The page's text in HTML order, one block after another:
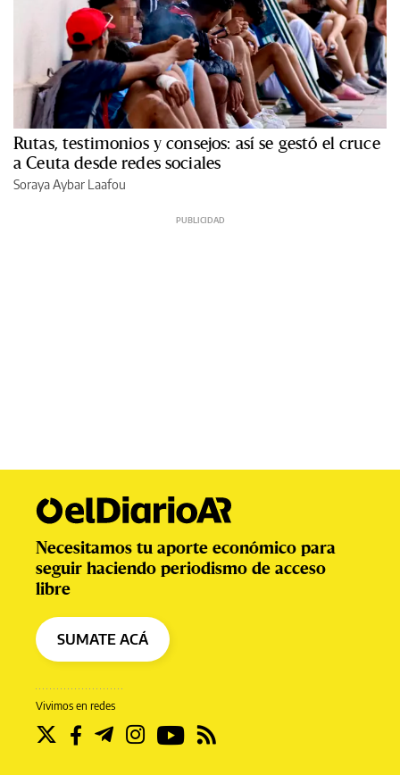
Rutas, testimonios y consejos: así se gestó el cruce
a Ceuta desde redes sociales
Soraya Aybar Laafou
Vivimos en redes
Necesitamos tu aporte económico para
seguir haciendo periodismo de acceso
libre
SUMATE ACÁ